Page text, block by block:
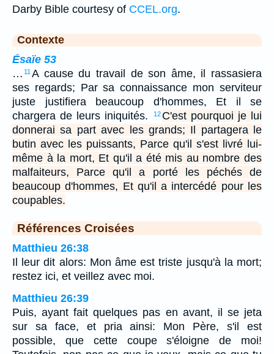
Darby Bible courtesy of CCEL.org.
Contexte
Ésaïe 53
… 11A cause du travail de son âme, il rassasiera
ses regards; Par sa connaissance mon serviteur
juste justifiera beaucoup d'hommes, Et il se
chargera de leurs iniquités.
12 C'est pourquoi je lui
donnerai sa part avec les grands; Il partagera le
butin avec les puissants, Parce qu'il s'est livré lui-
même à la mort, Et qu'il a été mis au nombre des
malfaiteurs, Parce qu'il a porté les péchés de
beaucoup d'hommes, Et qu'il a intercédé pour les
coupables.
Références Croisées
Matthieu 26:38
Il leur dit alors: Mon âme est triste jusqu'à la mort;
restez ici, et veillez avec moi.
Matthieu 26:39
Puis, ayant fait quelques pas en avant, il se jeta
sur sa face, et pria ainsi: Mon Père, s'il est
possible, que cette coupe s'éloigne de moi!